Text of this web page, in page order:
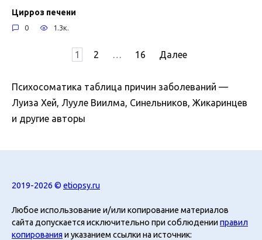
Цирроз печени
0 1.3к.
1 2 … 16 Далее
Психосоматика таблица причин заболеваний —
Луиза Хей, Лууле Виилма, Синельников, Жикаринцев
и другие авторы
2019-2026 © etiopsy.ru
Любое использование и/или копирование материалов
сайта допускается исключительно при соблюденииправил
копирования и указанием ссылки на источник: